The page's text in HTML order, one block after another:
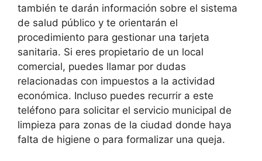
también te darán información sobre el sistema
de salud público y te orientarán el
procedimiento para gestionar una tarjeta
sanitaria. Si eres propietario de un local
comercial, puedes llamar por dudas
relacionadas con impuestos a la actividad
económica. Incluso puedes recurrir a este
teléfono para solicitar el servicio municipal de
limpieza para zonas de la ciudad donde haya
falta de higiene o para formalizar una queja.